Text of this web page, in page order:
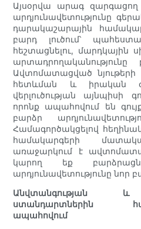
Այսօրվա արագ զարգացող
արդյունավետությունը
դարակաշարային
բարդ լուծում՝
հեշտացնելու, մարդկային
արտադրողականությունը
Ավտոմատացված նյութերի
հետևման և իրական
վերլուծության այնպիսի
որոնք ապահովում են
բարձր
Համագործակցելով
համակարգերի
առաջարկում է
կարող եք
արդյունավետությունը նոր
Անվտանգության և
ստանդարտներին
ապահովում